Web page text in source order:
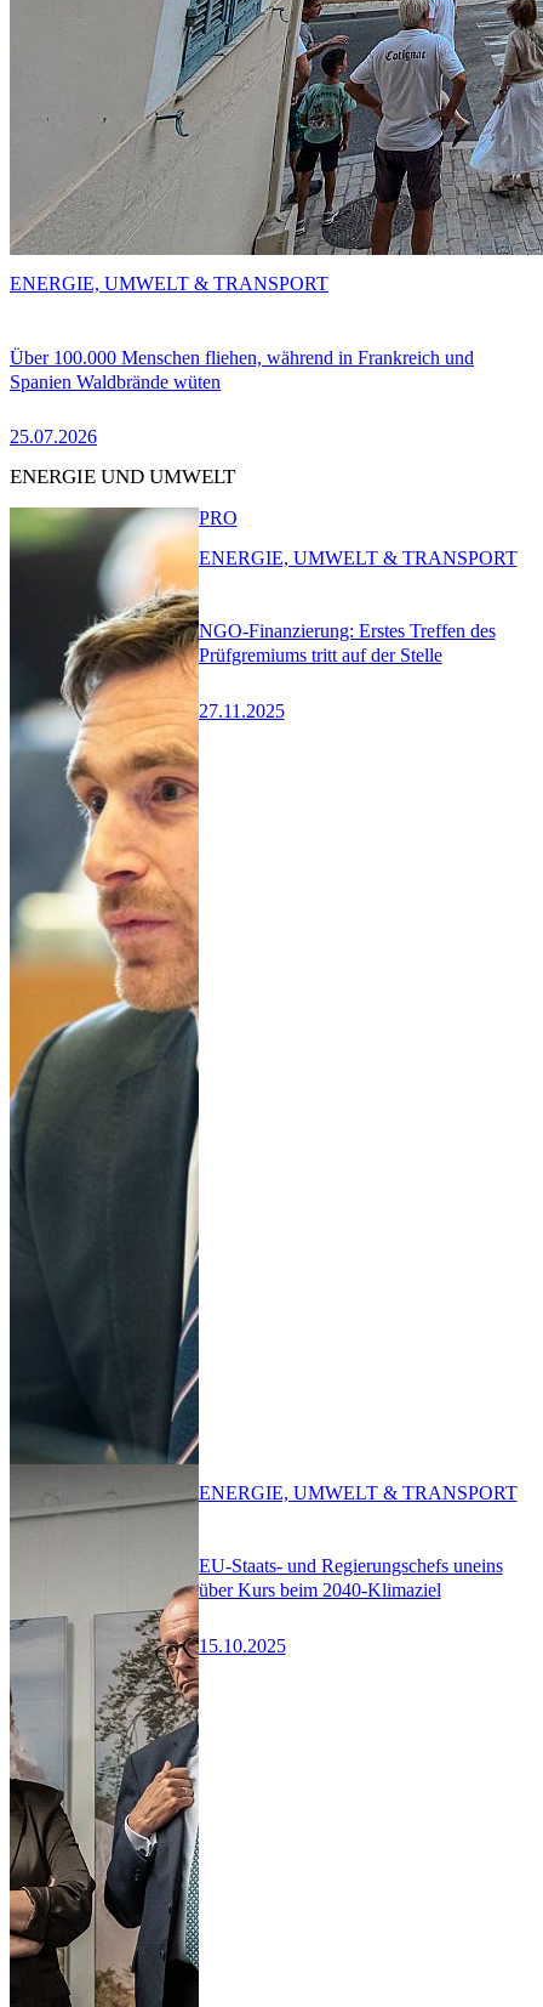
Über 100.000 Menschen fliehen, während in Frankreich und
Spanien Waldbrände wüten
25.07.2026
ENERGIE, UMWELT & TRANSPORT
ENERGIE UND UMWELT
NGO-Finanzierung: Erstes Treffen des
Prüfgremiums tritt auf der Stelle
27.11.2025
PRO
ENERGIE, UMWELT & TRANSPORT
EU-Staats- und Regierungschefs uneins
über Kurs beim 2040-Klimaziel
15.10.2025
ENERGIE, UMWELT & TRANSPORT